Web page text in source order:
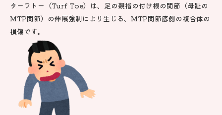
ターフトー（Turf Toe）は、足の親指の付け根の関節（母趾の
MTP関節）の伸展強制により生じる、MTP関節底側の複合体の
損傷です。